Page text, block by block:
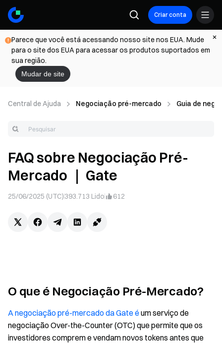
Criar conta
Parece que você está acessando nosso site nos EUA. Mude
para o site dos EUA para acessar os produtos suportados em
sua região.
Mudar de site
Central de Ajuda Negociação pré-mercado Guia de
FAQ sobre Negociação Pré-
Mercado ｜ Gate
25/06/2025 (UTC)393.713 Lido 612
O que é Negociação Pré-Mercado?
A negociação pré-mercado da Gate éum serviço de
negociação Over-the-Counter (OTC) que permite que os
investidores comprem e vendam novos tokens antes que